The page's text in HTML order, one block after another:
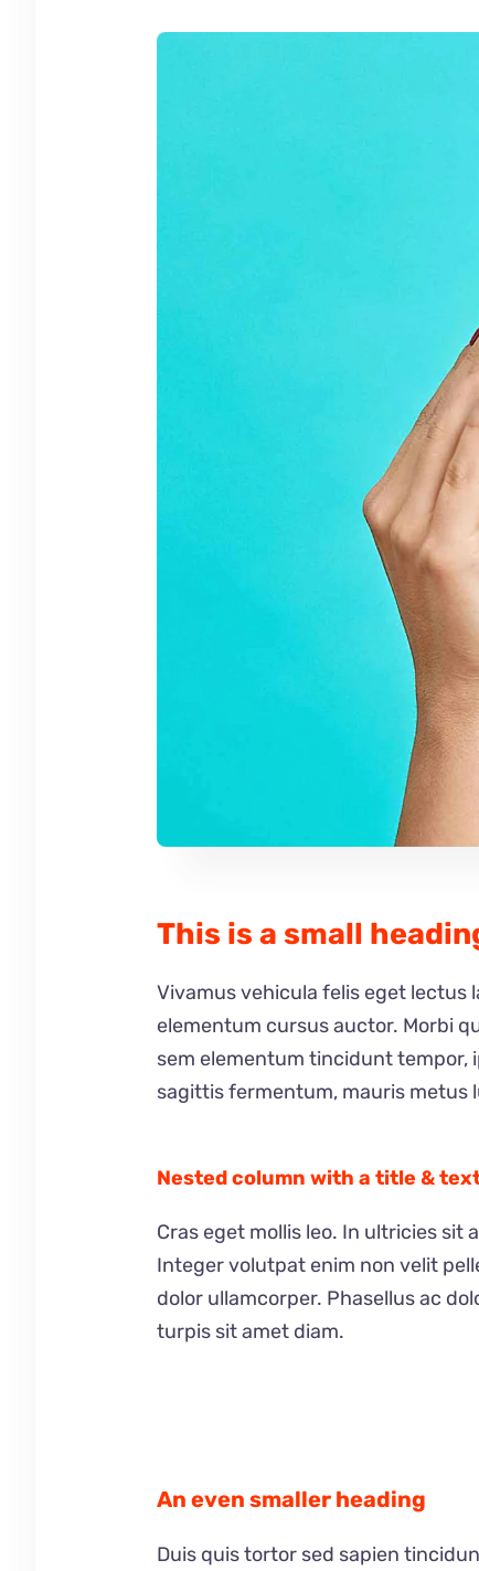
This is a small
Vivamus vehicula felis eget lectus
elementum cursus auctor. Morbi
sem elementum tincidunt tempor,
sagittis fermentum, mauris metus
Nested column with a title &
Cras eget mollis leo. In ultricies sit
Integer volutpat enim non velit
dolor ullamcorper. Phasellus ac
turpis sit amet diam.
An even smaller heading
Duis quis tortor sed sapien